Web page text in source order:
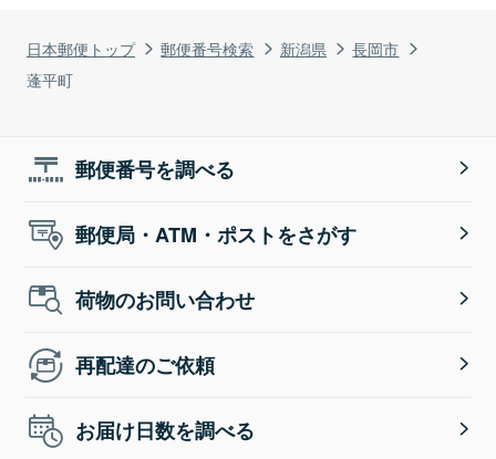
日本郵便トップ 郵便番号検索 新潟県
長岡市
蓬平町
郵便番号を調べる
郵便局・ATM・ポストをさがす
荷物のお問い合わせ
再配達のご依頼
お届け日数を調べる